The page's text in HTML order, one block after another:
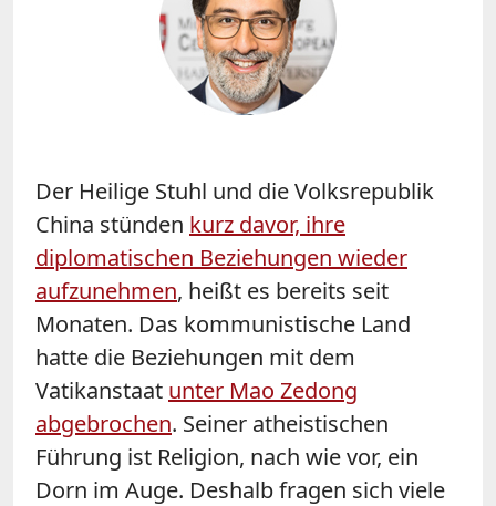
Der Heilige Stuhl und die Volksrepublik
China stünden kurz davor, ihre
diplomatischen Beziehungen wieder
aufzunehmen, heißt es bereits seit
Monaten. Das kommunistische Land
hatte die Beziehungen mit dem
Vatikanstaat unter Mao Zedong
abgebrochen. Seiner atheistischen
Führung ist Religion, nach wie vor, ein
Dorn im Auge. Deshalb fragen sich viele